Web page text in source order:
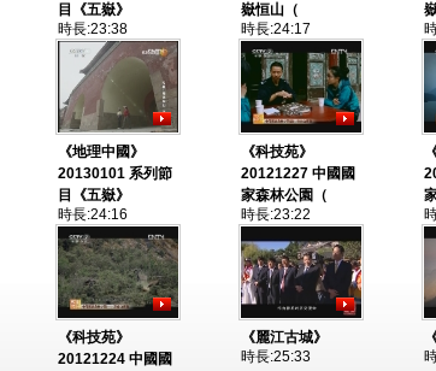
目《五嶽》
時長:23:38
嶽恒山（
時長:24:17
《地理中國》
20130101 系列節
目《五嶽》
時長:24:16
《科技苑》
20121227 中國國
家森林公園（
時長:23:22
《科技苑》
20121224 中國國
《麗江古城》
時長:25:33